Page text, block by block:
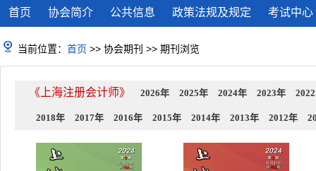
首页 协会简介 公共信息 政策法规及规定 考试中心
当前位置： 首页 >> 协会期刊 >> 期刊浏览
《上海注册会计师》 2026年 2025年 2024年 2023年
2018年 2017年 2016年 2015年 2014年 2013年 2012年